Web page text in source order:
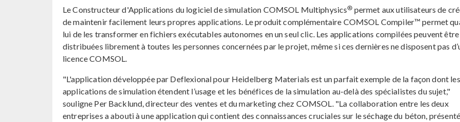
Le Constructeur d'Applications du logiciel de simulation COMSOL Multiphysics® permet aux utilisateurs de
de maintenir facilement leurs propres applications. Le produit complémentaire COMSOL Compiler™ permet
lui de les transformer en fichiers exécutables autonomes en un seul clic. Les applications compilées peuvent être
distribuées librement à toutes les personnes concernées par le projet, même si ces dernières ne disposent pas
licence COMSOL.
"L'application développée par Deflexional pour Heidelberg Materials est un parfait exemple de la façon dont les
applications de simulation étendent l’usage et les bénéfices de la simulation au-delà des spécialistes du sujet,"
souligne Per Backlund, directeur des ventes et du marketing chez COMSOL. "La collaboration entre les deux
entreprises a abouti à une application qui contient des connaissances cruciales sur le séchage du béton,